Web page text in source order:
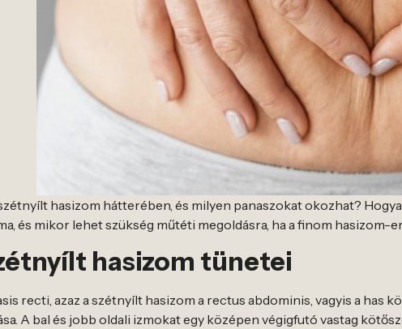
hasizom hátterében, és milyen panaszokat okozhat?
és mikor lehet szükség műtéti megoldásra, ha a finom hasizom-
hasizom tünetei
recti, azaz a szétnyílt hasizom a rectus abdominis, vagyis a has
A bal és jobb oldali izmokat egy középen végigfutó vastag